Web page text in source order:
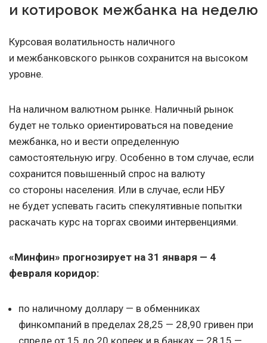
и котировок межбанка на неделю
Курсовая волатильность наличного
и межбанковского рынков сохранится на высоком
уровне.
На наличном валютном рынке. Наличный рынок
будет не только ориентироваться на поведение
межбанка, но и вести определенную
самостоятельную игру. Особенно в том случае, если
сохранится повышенный спрос на валюту
со стороны населения. Или в случае, если НБУ
не будет успевать гасить спекулятивные попытки
раскачать курс на торгах своими интервенциями.
«Минфин» прогнозирует на 31 января — 4
февраля коридор:
по наличному доллару — в обменниках
финкомпаний в пределах 28,25 — 28,90 гривен при